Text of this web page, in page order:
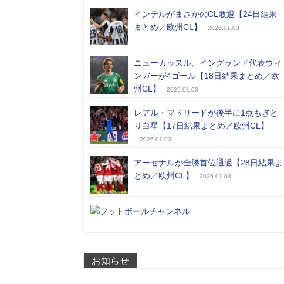
インテルがまさかのCL敗退【24日結果
まとめ／欧州CL】
2026.01.03
ニューカッスル、イングランド代表ウィ
ンガーが4ゴール【18日結果まとめ／欧
州CL】
2026.01.03
レアル・マドリードが後半に1点もぎと
り白星【17日結果まとめ／欧州CL】
2026.01.03
アーセナルが全勝首位通過【28日結果ま
とめ／欧州CL】
2026.01.03
お知らせ